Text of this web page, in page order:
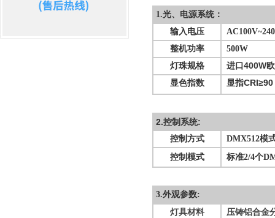
1.光、电源系统：
输入电压
整机功率 500W
灯珠规格
进口400W
显色指数
显指CRI≥90
2.控制系统:
控制方式
DMX512模
控制模式 标准2/4个
3.外观参数:
灯具材料 压铸铝合金